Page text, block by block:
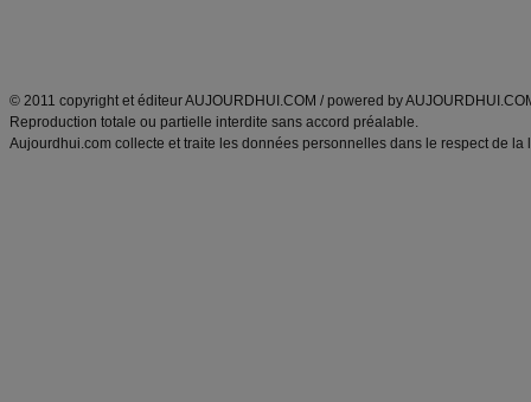
© 2011 copyright et éditeur AUJOURDHUI.COM / powered by
Reproduction totale ou partielle interdite sans accord préalable.
Aujourdhui.com collecte et traite les données personnelles dans le respect de